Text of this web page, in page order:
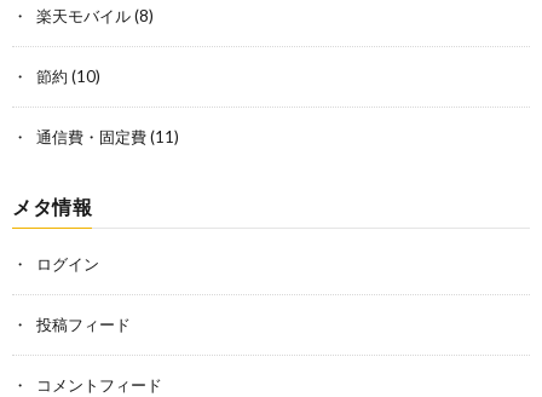
楽天モバイル(8)
節約 (10)
通信費・固定費(11)
メタ情報
ログイン
投稿フィード
コメントフィード